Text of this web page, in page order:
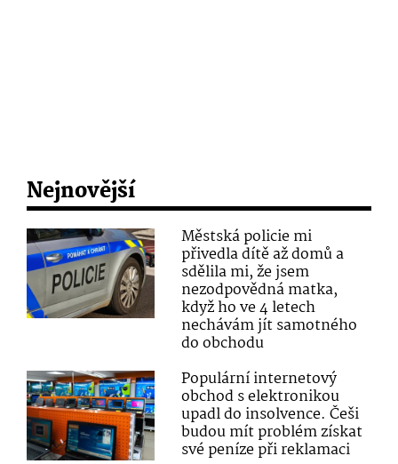
Nejnovější
Městská policie mi
přivedla dítě až domů a
sdělila mi, že jsem
nezodpovědná matka,
když ho ve 4 letech
nechávám jít samotného
do obchodu
Populární internetový
obchod s elektronikou
upadl do insolvence. Češi
budou mít problém získat
své peníze při reklamaci